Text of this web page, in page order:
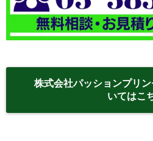
株式会社パッションプリ
いてはこ